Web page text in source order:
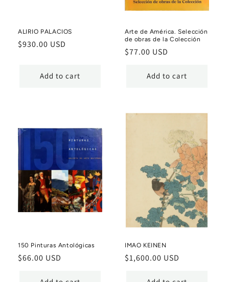
ALIRIO PALACIOS
Regular
$930.00 USD
Add to cart
Arte de América. Selección
de obras de la Colección
Regular
$77.00 USD
Add to cart
150 Pinturas Antológicas
Regular
$66.00 USD
IMAO KEINEN
Regular
$1,600.00 USD